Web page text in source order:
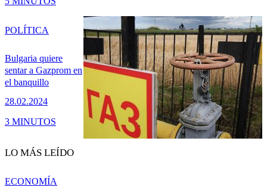
Bulgaria quiere
sentar a Gazprom en
el banquillo
28.02.2024
POLÍTICA
3 MINUTOS
LO MÁS LEÍDO
ECONOMÍA